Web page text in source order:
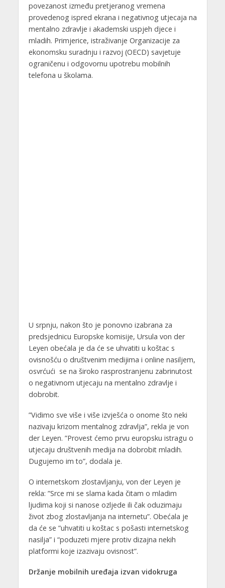
povezanost između pretjeranog vremena
provedenog ispred ekrana i negativnog utjecaja na
mentalno zdravlje i akademski uspjeh djece i
mladih. Primjerice, istraživanje Organizacije za
ekonomsku suradnju i razvoj (OECD) savjetuje
ograničenu i odgovornu upotrebu mobilnih
telefona u školama.
U srpnju, nakon što je ponovno izabrana za
predsjednicu Europske komisije, Ursula von der
Leyen obećala je da će se uhvatiti u koštac s
ovisnošću o društvenim medijima i online nasiljem,
osvrćući se na široko rasprostranjenu zabrinutost
o negativnom utjecaju na mentalno zdravlje i
dobrobit.
”Vidimo sve više i više izvješća o onome što neki
nazivaju krizom mentalnog zdravlja”, rekla je von
der Leyen. ”Provest ćemo prvu europsku istragu o
utjecaju društvenih medija na dobrobit mladih.
Dugujemo im to”, dodala je.
O internetskom zlostavljanju, von der Leyen je
rekla: ”Srce mi se slama kada čitam o mladim
ljudima koji si nanose ozljede ili čak oduzimaju
život zbog zlostavljanja na internetu”. Obećala je
da će se ”uhvatiti u koštac s pošasti internetskog
nasilja” i “poduzeti mjere protiv dizajna nekih
platformi koje izazivaju ovisnost”.
Držanje mobilnih uređaja izvan vidokruga